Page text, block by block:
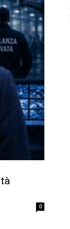
0